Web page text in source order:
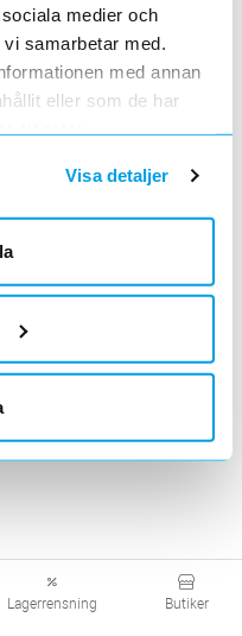
medier och
samarbetar med.
med annan
eller som de har
tjänster.
Visa detaljer
Lagerrensning Butiker
kategorier